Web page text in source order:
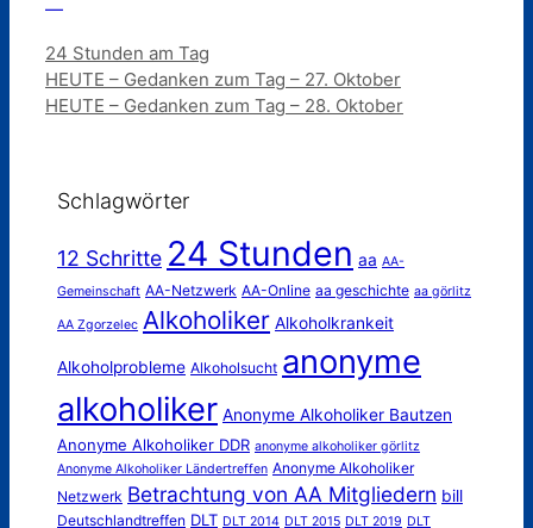
—
Kategorien
24 Stunden am Tag
HEUTE – Gedanken zum Tag – 27. Oktober
HEUTE – Gedanken zum Tag – 28. Oktober
Schlagwörter
12 Schritte 24 Stunden aa AA-
Gemeinschaft AA-Netzwerk AA-Online aa geschichte aa görlitz
AA Zgorzelec Alkoholiker Alkoholkrankeit
Alkoholprobleme Alkoholsucht anonyme
alkoholiker Anonyme Alkoholiker Bautzen
Anonyme Alkoholiker DDR anonyme alkoholiker görlitz
Anonyme Alkoholiker Ländertreffen Anonyme Alkoholiker
Netzwerk Betrachtung von AA Mitgliedern bill
Deutschlandtreffen DLT DLT 2014 DLT 2015 DLT 2019 DLT